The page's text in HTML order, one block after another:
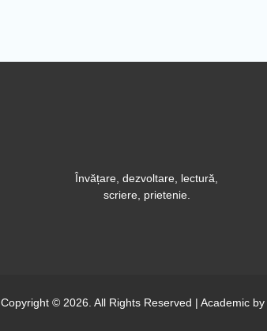
Învățare, dezvoltare, lectură,
scriere, prietenie.
Copyright © 2026. All Rights Reserved | Academic by